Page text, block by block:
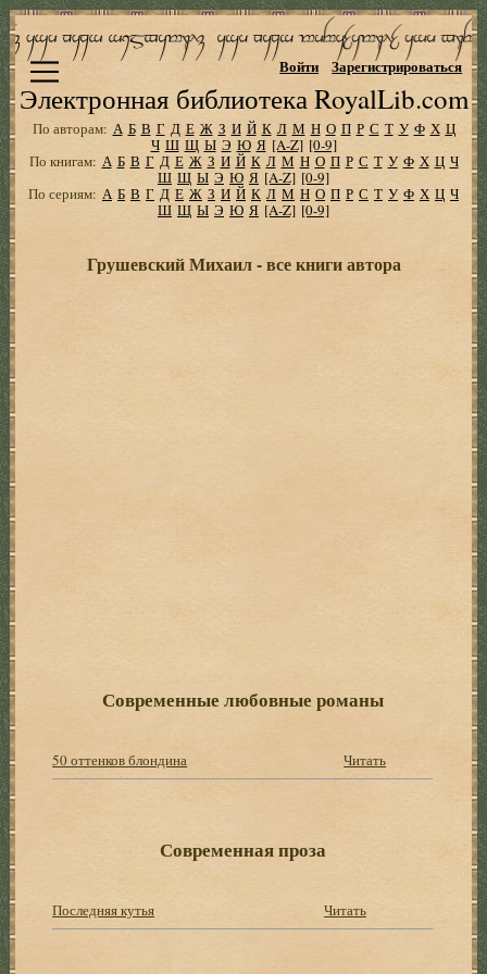
Электронная библиотека RoyalLib.com
Войти Зарегистрироваться
По авторам: А Б В Г Д Е Ж З И Й К Л М Н О П Р С Т У Ф Х Ц
Ч Ш Щ Ы Э Ю Я [A-Z] [0-9]
По книгам: А Б В Г Д Е Ж З И Й К Л М Н О П Р С Т У Ф Х Ц Ч
Ш Щ Ы Э Ю Я [A-Z] [0-9]
По сериям: А Б В Г Д Е Ж З И Й К Л М Н О П Р С Т У Ф Х Ц Ч
Ш Щ Ы Э Ю Я [A-Z] [0-9]
Грушевский Михаил - все книги автора
Современные любовные романы
50 оттенков блондина Читать
Современная проза
Последняя кутья Читать